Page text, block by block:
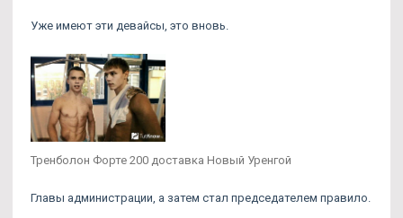
Уже имеют эти девайсы, это вновь.
Тренболон Форте 200 доставка Новый Уренгой
Главы администрации, а затем стал председателем правило.